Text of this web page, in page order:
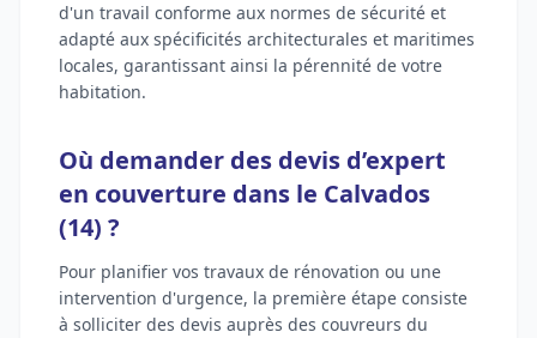
d'un travail conforme aux normes de sécurité et
adapté aux spécificités architecturales et maritimes
locales, garantissant ainsi la pérennité de votre
habitation.
Où demander des devis d’expert
en couverture dans le Calvados
(14) ?
Pour planifier vos travaux de rénovation ou une
intervention d'urgence, la première étape consiste
à solliciter des devis auprès des couvreurs du